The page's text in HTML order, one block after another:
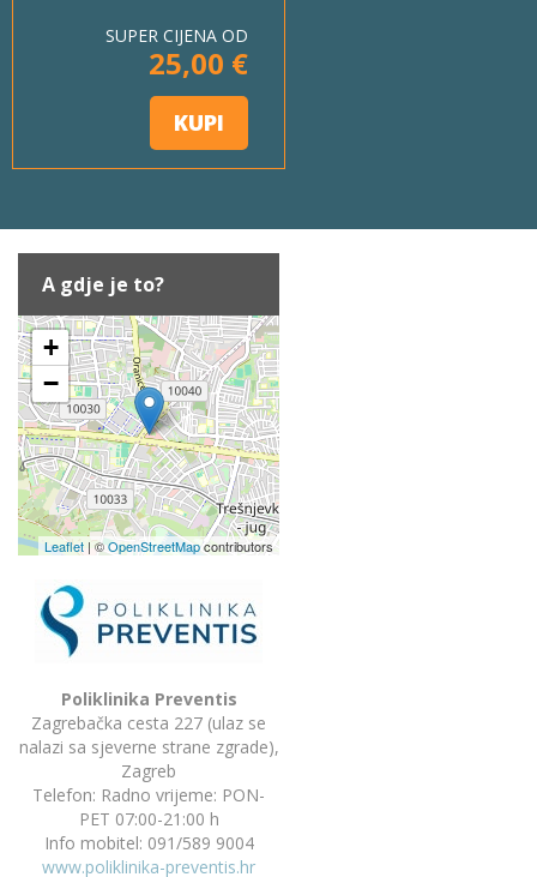
SUPER CIJENA OD
25,00 €
KUPI
A gdje je to?
+
−
Leaflet | ©OpenStreetMapcontributors
Poliklinika Preventis
Zagrebačka cesta 227 (ulaz se
nalazi sa sjeverne strane zgrade),
Zagreb
Telefon: Radno vrijeme: PON-
PET 07:00-21:00 h
Info mobitel: 091/589 9004
www.poliklinika-preventis.hr